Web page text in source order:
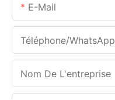
E-Mail
Téléphone/WhatsApp
Nom De L'entreprise